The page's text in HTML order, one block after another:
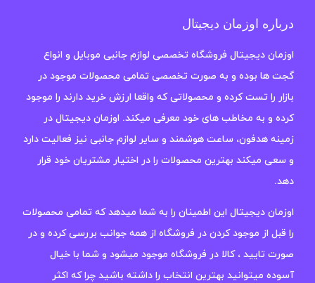
درباره اوزمان دیجیتال
اوزمان دیجیتال فروشگاه تخصصی لوازم جانبی موبایل و انواع
گجت ها بوده و به صورت تخصصی تمامی محصولات موجود در
بازار را تست کرده و محصولاتی که واقعا ارزش خرید دارند را موجود
کرده و به مخاطب های خود معرفی میکند. اوزمان دیجیتال در
زمینه هدفون، ساعت هوشمند و سایر لوازم جانبی نیز فعالیت دارد
و سعی میکند بهترین محصولات را در اختیار مشتریان خود قرار
دهد.
اوزمان دیجیتال این اطمینان را به شما میدهد که تمامی محصولات
را قبل از موجود کردن در فروشگاه از همه جوانب بررسی کرده و در
صورت تایید ، کالا در فروشگاه موجود میشود و شما با خیال
آسوده میتوانید بهترین انتخاب را داشته باشید چرا که اکثر